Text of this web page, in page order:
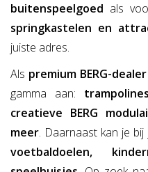
buitenspeelgoed als
springkastelen en
juiste adres.
Als premium BERG-dealer
gamma aan:
creatieve BERG
meer. Daarnaast kan je
voetbaldoelen,